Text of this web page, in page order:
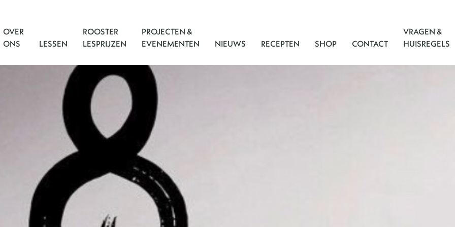
OVER
ONS
LESSEN
ROOSTER
LESPRIJZEN
PROJECTEN &
EVENEMENTEN
NIEUWS RECEPTEN SHOP CONTACT
VRAGEN &
HUISREGELS